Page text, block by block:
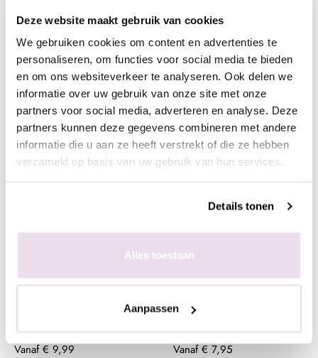
Deze website maakt gebruik van cookies
We gebruiken cookies om content en advertenties te
personaliseren, om functies voor social media te bieden
en om ons websiteverkeer te analyseren. Ook delen we
informatie over uw gebruik van onze site met onze
partners voor social media, adverteren en analyse. Deze
partners kunnen deze gegevens combineren met andere
informatie die u aan ze heeft verstrekt of die ze hebben
verzameld op basis van uw gebruik van hun services.
Details tonen
Alles toestaan
Aanpassen
Clean Girl Astheatic
Essentials
Vanaf € 9,99
+ In winkelwagen
(€ 12,09 incl. btw)
Fast babyboom met
Vanaf € 2,49
+ In winkelwagen
(€ 3,01 incl. btw)
Vanaf € 9,99
Sale
Nudie Summer
Vanaf € 7,95